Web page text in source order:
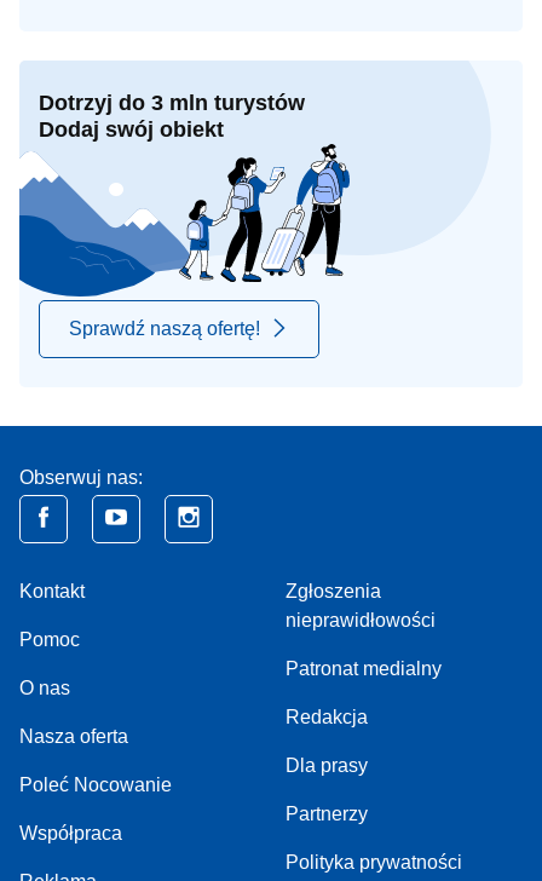
Dotrzyj do 3 mln turystów
Dodaj swój obiekt
Sprawdź naszą ofertę!
Obserwuj nas:
Kontakt
Pomoc
O nas
Nasza oferta
Poleć Nocowanie
Współpraca
Zgłoszenia
nieprawidłowości
Patronat medialny
Redakcja
Dla prasy
Partnerzy
Polityka prywatności